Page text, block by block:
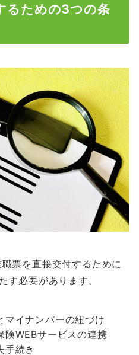
るための3つの条
票を直接交付するために
す必要があります。
マイナンバーの紐づけ
険WEBサービスの連携
手続き